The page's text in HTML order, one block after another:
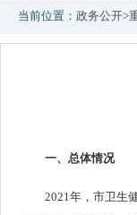
当前位置： 政务公开>
一、总体情况
2021年，市卫生